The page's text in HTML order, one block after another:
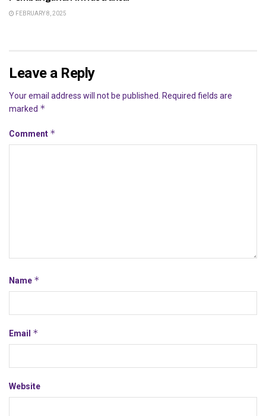
FEBRUARY 8, 2025
Leave a Reply
Your email address will not be published. Required fields are
marked *
Comment *
Name *
Email *
Website